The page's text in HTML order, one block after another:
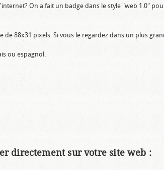
On a fait un badge dans le style "web 1.0"
88x31 pixels. Si vous le regardez dans un plus
ou espagnol.
directement sur votre site web :